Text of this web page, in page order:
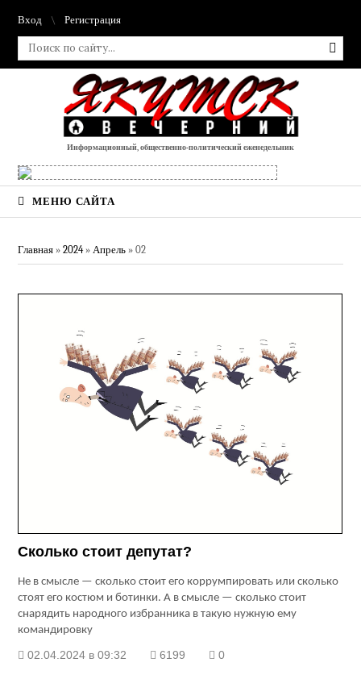
Вход Регистрация
Информационный, общественно-политический еженедельник
МЕНЮ САЙТА
Главная »2024 » Апрель » 02
Сколько стоит депутат?
Не в смысле — сколько стоит его коррумпировать или сколько
стоят его костюм и ботинки. А в смысле — сколько стоит
снарядить народного избранника в такую нужную ему
командировку
02.04.2024 в 09:32 6199 0